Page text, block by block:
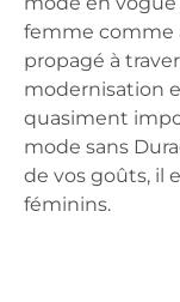
femme comme
propagé à
modernisation
quasiment
mode sans
de vos goûts, il
féminins.